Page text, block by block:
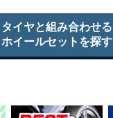
タイヤと組み合わせる
ホイールセットを探す